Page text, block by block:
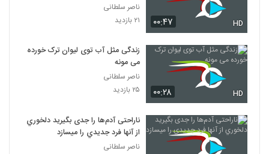
۰۰:۴۷ HD
ناصر سلطانی
۲۱ بازدید
۰۰:۲۸ HD
زندگی مثل آب توی ليوان ترک خورده
می مونه
ناصر سلطانی
۲۵ بازدید
ناراحتی آدم‌ها را جدی بگيريد دلخوري
از آنها فرد جديدي را ميسازد
ناصر سلطانی